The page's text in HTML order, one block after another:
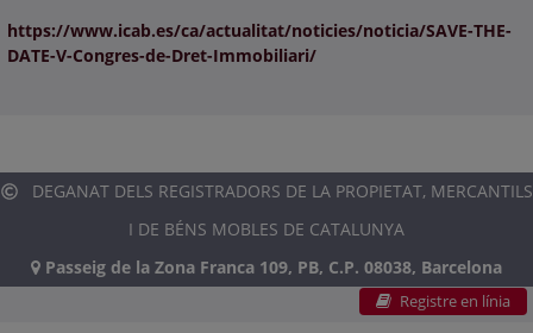
https://www.icab.es/ca/actualitat/noticies/noticia/SAVE-THE-
DATE-V-Congres-de-Dret-Immobiliari/
DEGANAT DELS REGISTRADORS DE LA PROPIETAT, MERCANTILS
I DE BÉNS MOBLES DE CATALUNYA
Passeig de la Zona Franca 109, PB, C.P. 08038, Barcelona
Registre en línia